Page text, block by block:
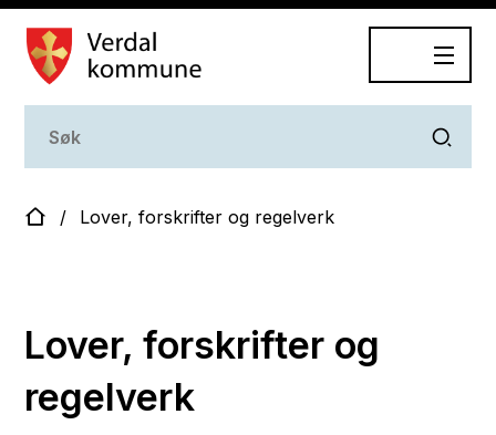
Du er her:Lover, forskrifter og regelverk
Lover, forskrifter og
regelverk